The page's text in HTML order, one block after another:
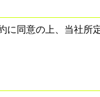
に同意の上、当社所